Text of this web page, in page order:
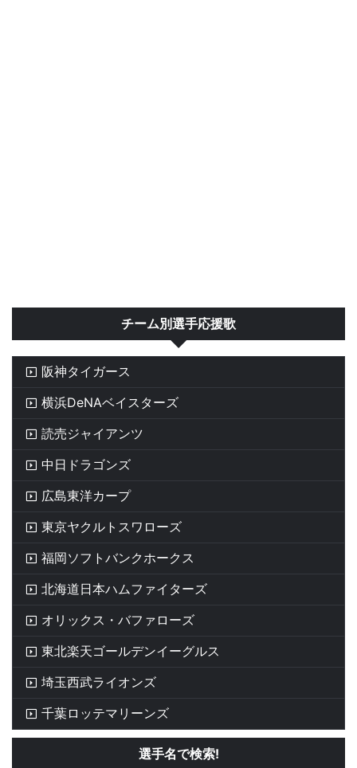
チーム別選手応援歌
阪神タイガース
横浜DeNAベイスターズ
読売ジャイアンツ
中日ドラゴンズ
広島東洋カープ
東京ヤクルトスワローズ
福岡ソフトバンクホークス
北海道日本ハムファイターズ
オリックス・バファローズ
東北楽天ゴールデンイーグルス
埼玉西武ライオンズ
千葉ロッテマリーンズ
選手名で検索!